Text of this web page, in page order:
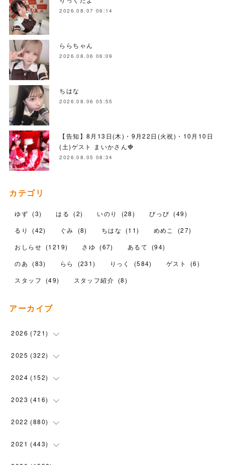
2026.08.07 06:14
ららちゃん
2026.08.06 06:09
ちはな
2026.08.06 05:55
【告知】8月13日(木)・9月22日(火祝)・10月10日
(土)ゲスト まいかさん🍓
2026.08.05 08:34
カテゴリ
ゆず (3) はる (2) いのり (28) ぴっぴ (49)
るり
(42) ぐみ (8) ちはな (11) めめこ (27)
おしらせ (1219) さゆ (67) あるて (94)
のあ
(83) らら (231) りっく (584) ゲスト (6)
スタッフ
(49) スタッフ紹介 (8)
アーカイブ
2026 (721)
(14)
(102
( 110
( 119
2025 (322)
(90)
( 100
(74)
( 4 )
2024 (152)
(5 )
(5)
( 7 )
( 6 )
2023 (416)
(28)
( 58)
2022 (880)
(31)
2021 (443)